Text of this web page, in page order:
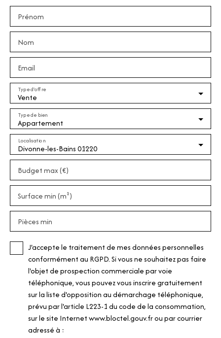
Prénom
Nom
Email
Vente
Type d'offre
Appartement
Type de bien
Divonne-les-Bains 01220
Localisation
Budget max (€)
Surface min (m²)
Pièces min
J'accepte le traitement de mes données personnelles
conformément au RGPD. Si vous ne souhaitez pas faire
l'objet de prospection commerciale par voie
téléphonique, vous pouvez vous inscrire gratuitement
sur la liste d'opposition au démarchage téléphonique,
prévu par l'article L223-1 du code de la consommation,
sur le site Internet www.bloctel.gouv.fr ou par courrier
adressé à :